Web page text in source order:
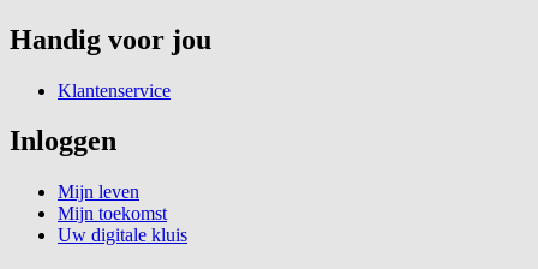
Handig voor jou
Klantenservice
Inloggen
Mijn leven
Mijn toekomst
Uw digitale kluis